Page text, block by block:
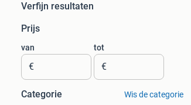
Verfijn resultaten
Prijs
van
€
tot
€
Categorie Wis de categorie